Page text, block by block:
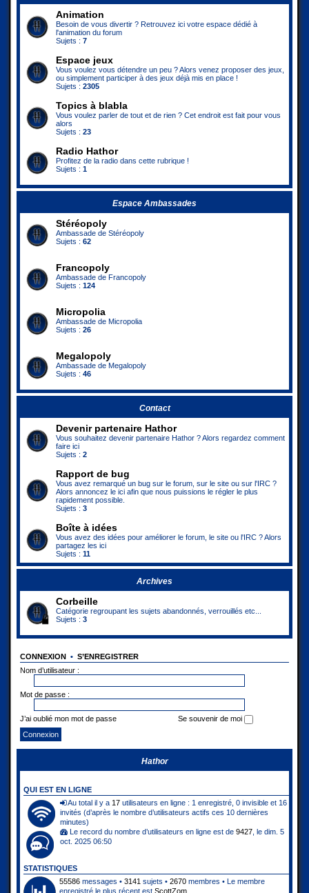
Animation
Besoin de vous divertir ? Retrouvez ici votre espace dédié à
l'animation du forum
Sujets : 7
Espace jeux
Vous voulez vous détendre un peu ? Alors venez proposer des jeux,
ou simplement participer à des jeux déjà mis en place !
Sujets : 2305
Topics à blabla
Vous voulez parler de tout et de rien ? Cet endroit est fait pour vous
alors
Sujets : 23
Radio Hathor
Profitez de la radio dans cette rubrique !
Sujets : 1
Espace Ambassades
Stéréopoly
Ambassade de Stéréopoly
Sujets : 62
Francopoly
Ambassade de Francopoly
Sujets : 124
Micropolia
Ambassade de Micropolia
Sujets : 26
Megalopoly
Ambassade de Megalopoly
Sujets : 46
Contact
Devenir partenaire Hathor
Vous souhaitez devenir partenaire Hathor ? Alors regardez comment
faire ici
Sujets : 2
Rapport de bug
Vous avez remarqué un bug sur le forum, sur le site ou sur l'IRC ?
Alors annoncez le ici afin que nous puissions le régler le plus
rapidement possible.
Sujets : 3
Boîte à idées
Vous avez des idées pour améliorer le forum, le site ou l'IRC ? Alors
partagez les ici
Sujets : 11
Archives
Corbeille
Catégorie regroupant les sujets abandonnés, verrouillés etc...
Sujets : 3
CONNEXION • S’ENREGISTRER
Nom d’utilisateur :
Mot de passe :
J’ai oublié mon mot de passe Se souvenir de moi
Hathor
QUI EST EN LIGNE
Au total il y a 17 utilisateurs en ligne : 1 enregistré, 0 invisible et 16
invités (d’après le nombre d’utilisateurs actifs ces 10 dernières
minutes)
Le record du nombre d’utilisateurs en ligne est de 9427 , le dim. 5
oct. 2025 06:50
STATISTIQUES
55586 messages • 3141 sujets • 2670 membres • Le membre
enregistré le plus récent est ScottZom